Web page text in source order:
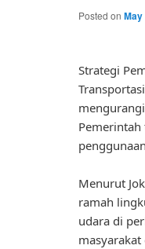
Posted on May
Strategi
Menurut
ramah
udara di